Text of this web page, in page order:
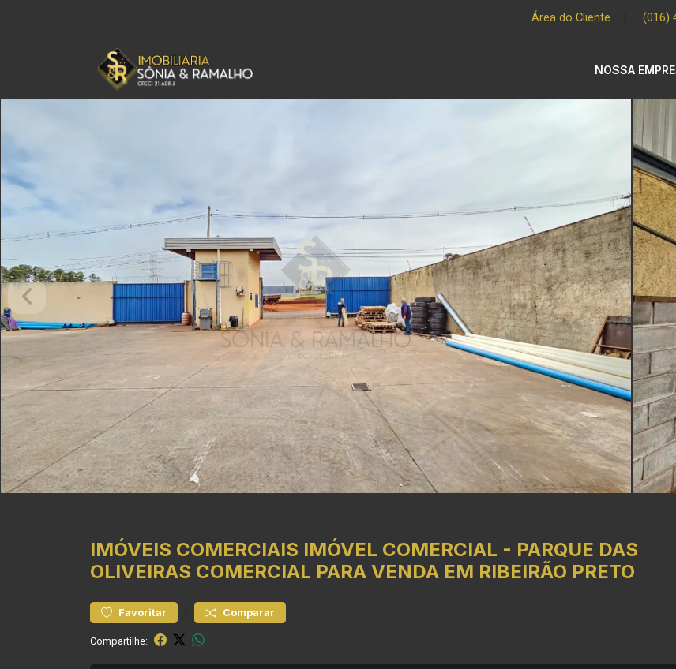
Área do Cliente (016)
NOSSA
IMÓVEIS COMERCIAIS IMÓVEL COMERCIAL - PARQUE DAS
OLIVEIRAS COMERCIAL PARA VENDA EM RIBEIRÃO PRETO
Favoritar Comparar
Compartilhe: